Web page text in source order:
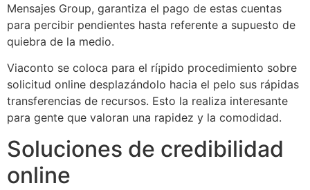
Mensajes Group, garantiza el pago de estas cuentas
para percibir pendientes hasta referente a supuesto de
quiebra de la medio.
Viaconto se coloca para el rí¡pido procedimiento sobre
solicitud online desplazándolo hacia el pelo sus rápidas
transferencias de recursos. Esto la realiza interesante
para gente que valoran una rapidez y la comodidad.
Soluciones de credibilidad
online